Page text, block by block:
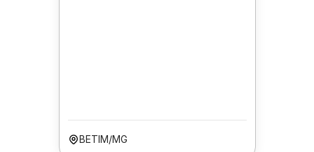
BETIM/MG